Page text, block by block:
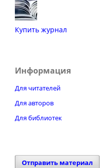
Купить журнал
Информация
Для читателей
Для авторов
Для библиотек
Отправить материал